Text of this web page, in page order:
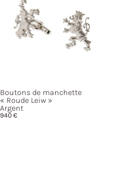
Boutons de manchette
« Roude Leiw »
Argent
940€